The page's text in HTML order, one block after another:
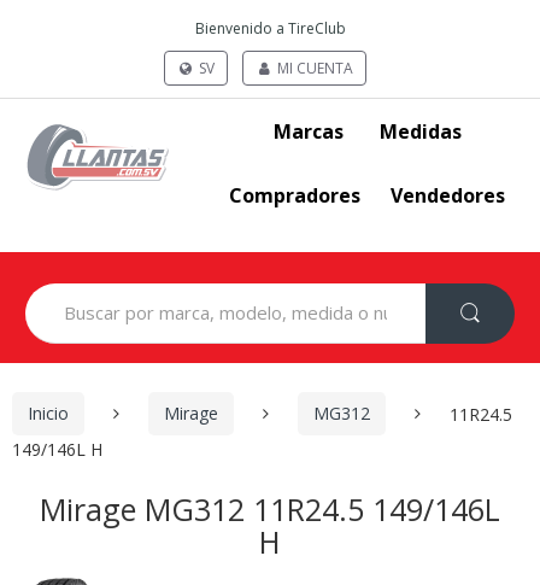
Bienvenido a TireClub
SV
MI CUENTA
Marcas Medidas
Compradores Vendedores
Search
for:
Inicio Mirage MG312
11R24.5
149/146L H
Mirage MG312 11R24.5 149/146L
H